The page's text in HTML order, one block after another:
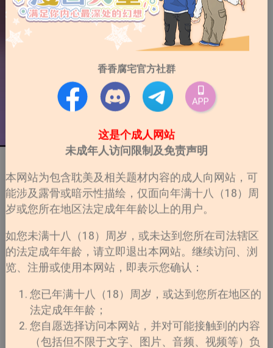
香香腐宅官方社群
APP
这是个成人网站
未成年人访问限制及免责声明
本网站为包含耽美及相关题材内容的成人向网站，可
能涉及露骨或暗示性描绘，仅面向年满十八（18）周
岁或您所在地区法定成年年龄以上的用户。
如您未满十八（18）周岁，或未达到您所在司法辖区
的法定成年年龄，请立即退出本网站。继续访问、浏
览、注册或使用本网站，即表示您确认：
您已年满十八（18）周岁，或达到您所在地区的
法定成年年龄；
您自愿选择访问本网站，并对可能接触到的内容
（包括但不限于文字、图片、音频、视频等）负